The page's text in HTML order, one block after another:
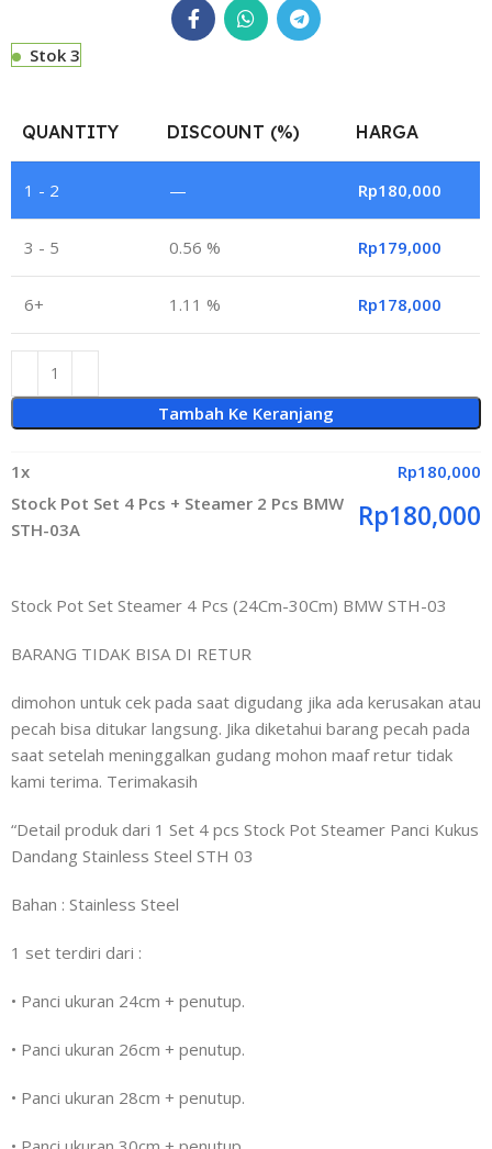
Stok 3
QUANTITY DISCOUNT (%) HARGA
1 - 2 — Rp180,000
3 - 5 0.56 % Rp179,000
6+ 1.11 % Rp178,000
Tambah Ke Keranjang
1x Rp180,000
Stock Pot Set 4 Pcs + Steamer 2 Pcs BMW
STH-03A
Rp180,000
Stock Pot Set Steamer 4 Pcs (24Cm-30Cm) BMW STH-03
BARANG TIDAK BISA DI RETUR
dimohon untuk cek pada saat digudang jika ada kerusakan atau
pecah bisa ditukar langsung. Jika diketahui barang pecah pada
saat setelah meninggalkan gudang mohon maaf retur tidak
kami terima. Terimakasih
“Detail produk dari 1 Set 4 pcs Stock Pot Steamer Panci Kukus
Dandang Stainless Steel STH 03
Bahan : Stainless Steel
1 set terdiri dari :
• Panci ukuran 24cm + penutup.
• Panci ukuran 26cm + penutup.
• Panci ukuran 28cm + penutup.